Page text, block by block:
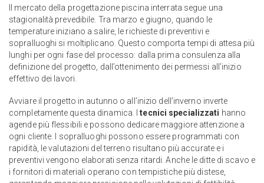
Il mercato della progettazione piscina interrata segue una
stagionalità prevedibile. Tra marzo e giugno, quando le
temperature iniziano a salire, le richieste di preventivi e
sopralluoghi si moltiplicano. Questo comporta tempi di attesa più
lunghi per ogni fase del processo: dalla prima consulenza alla
definizione del progetto, dall’ottenimento dei permessi all’inizio
effettivo dei lavori.
Avviare il progetto in autunno o all’inizio dell’inverno inverte
completamente questa dinamica. Itecnici specializzati hanno
agende più flessibili e possono dedicare maggiore attenzione a
ogni cliente. I sopralluoghi possono essere programmati con
rapidità, le valutazioni del terreno risultano più accurate e i
preventivi vengono elaborati senza ritardi. Anche le ditte di scavo e
i fornitori di materiali operano con tempistiche più distese,